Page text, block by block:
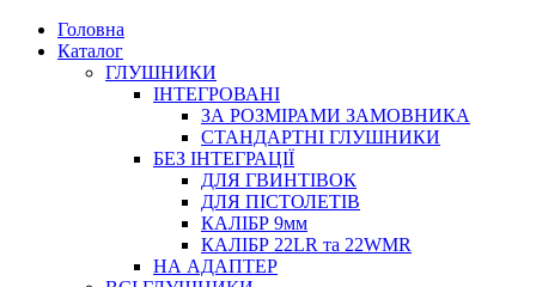
Головна
Каталог
ГЛУШНИКИ
ІНТЕГРОВАНІ
ЗА РОЗМІРАМИ ЗАМОВНИКА
СТАНДАРТНІ ГЛУШНИКИ
БЕЗ ІНТЕГРАЦІЇ
ДЛЯ ГВИНТІВОК
ДЛЯ ПІСТОЛЕТІВ
КАЛІБР 9мм
КАЛІБР 22LR та 22WMR
НА АДАПТЕР